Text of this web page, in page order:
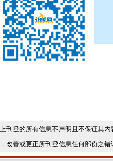
刊登的所有信息不声明且不保证其
改善或更正所刊登信息任何部份之错